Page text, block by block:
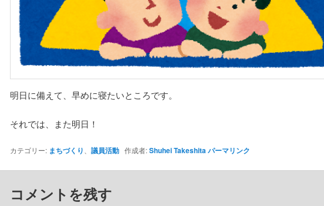
明日に備えて、早めに寝たいところです。
それでは、また明日！
カテゴリー: まちづくり 議員活動作成者:Shuhei Takeshitaパーマリンク
コメントを残す